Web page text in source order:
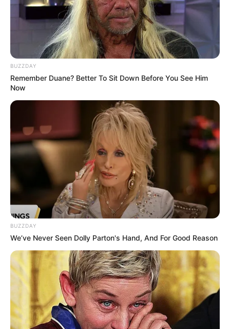
Bikin Ngakak, 10 Potret
Cosplay Murah Pakai Bahan
Seadanya
Anti Mainstream, 10 Cara
Membawa Barang Belanjaan
Versi Warga Thailand
Langka Banget! 10 Pose Lucu
Katak yang Bikin Ketawa
Gemes
BUZZDAY
Remember Duane? Better To Sit Down Before You See Him
Now
BUZZDAY
We’ve Never Seen Dolly Parton's Hand, And For Good Reason